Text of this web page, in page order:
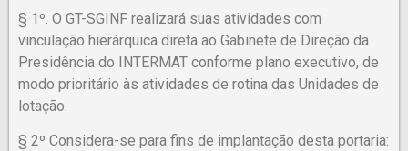
§ 1º. O GT-SGINF realizará suas atividades com
vinculação hierárquica direta ao Gabinete de Direção da
Presidência do INTERMAT conforme plano executivo, de
modo prioritário às atividades de rotina das Unidades de
lotação.
§ 2º Considera-se para fins de implantação desta portaria: